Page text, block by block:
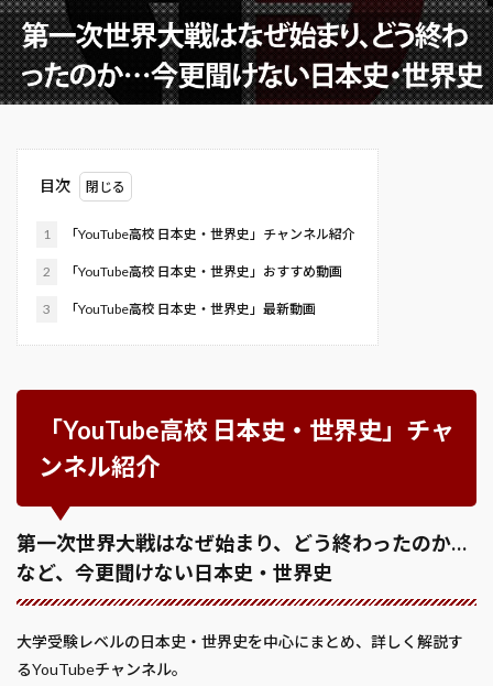
目次
1 「YouTube高校 日本史・世界史」チャンネル紹介
2 「YouTube高校 日本史・世界史」おすすめ動画
3 「YouTube高校 日本史・世界史」最新動画
「YouTube高校 日本史・世界史」チャ
ンネル紹介
第一次世界大戦はなぜ始まり、どう終わったのか…
など、今更聞けない日本史・世界史
大学受験レベルの日本史・世界史を中心にまとめ、詳しく解説す
るYouTubeチャンネル。